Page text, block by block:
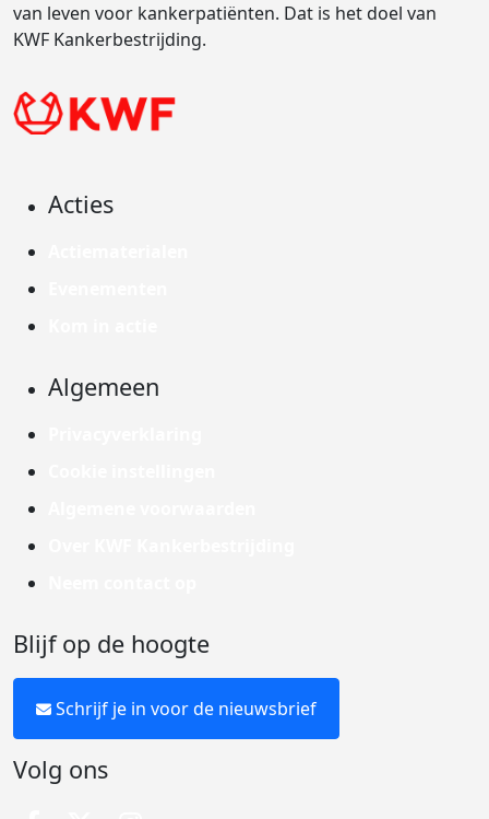
van leven voor kankerpatiënten. Dat is het doel van
KWF Kankerbestrijding.
Acties
Algemeen
Blijf op de hoogte
Schrijf je in voor de nieuwsbrief
Volg ons